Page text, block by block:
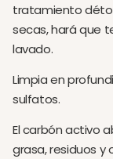
tratamiento
secas, hará que
lavado.
Limpia en
sulfatos.
El carbón activo
grasa, residuos y